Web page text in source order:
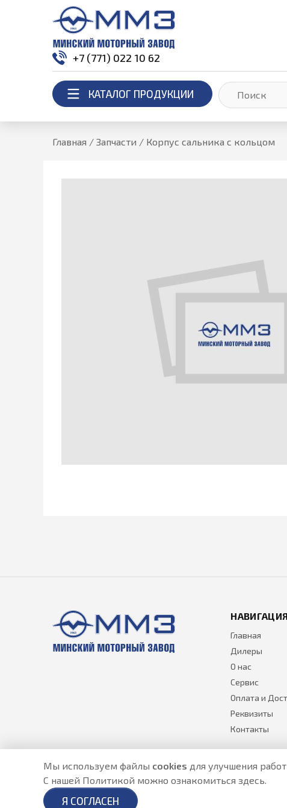
+7 (771) 022 10 62
КАТАЛОГ ПРОДУКЦИИ
Главная / Запчасти / Корпус сальника с кольцом
НАВИГАЦИЯ
Главная
Дилеры
О нас
Сервис
Оплата и
Реквизиты
Контакты
Разработано в
Мы используем файлы cookies для улучшения
С нашей Политикой можно ознакомиться здесь.
Я СОГЛАСЕН